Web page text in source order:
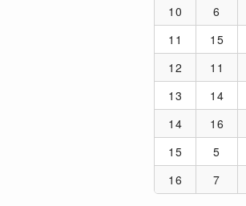
10
6
11
15
12
11
13
14
14
16
15
5
16
7